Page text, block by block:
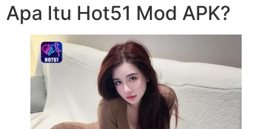
Apa Itu Hot51 Mod APK?